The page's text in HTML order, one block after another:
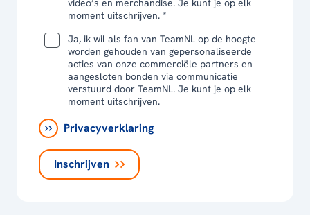
video’s en merchandise. Je kunt je op elk
moment uitschrijven. *
Ja, ik wil als fan van TeamNL op de hoogte
worden gehouden van gepersonaliseerde
acties van onze commerciële partners en
aangesloten bonden via communicatie
verstuurd door TeamNL. Je kunt je op elk
moment uitschrijven.
Privacyverklaring
Inschrijven